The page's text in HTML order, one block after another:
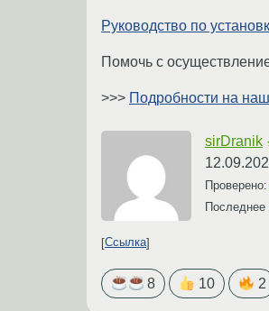
Руководство по
Помочь с
>>> Подробности на
sirDranik
Проверено:
Последнее
Ссылка
8 10 2